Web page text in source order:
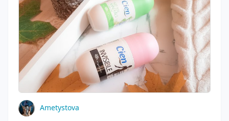
Ametystova